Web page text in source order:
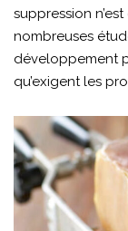
suppression
nombreuses
développement
qu’exigent les